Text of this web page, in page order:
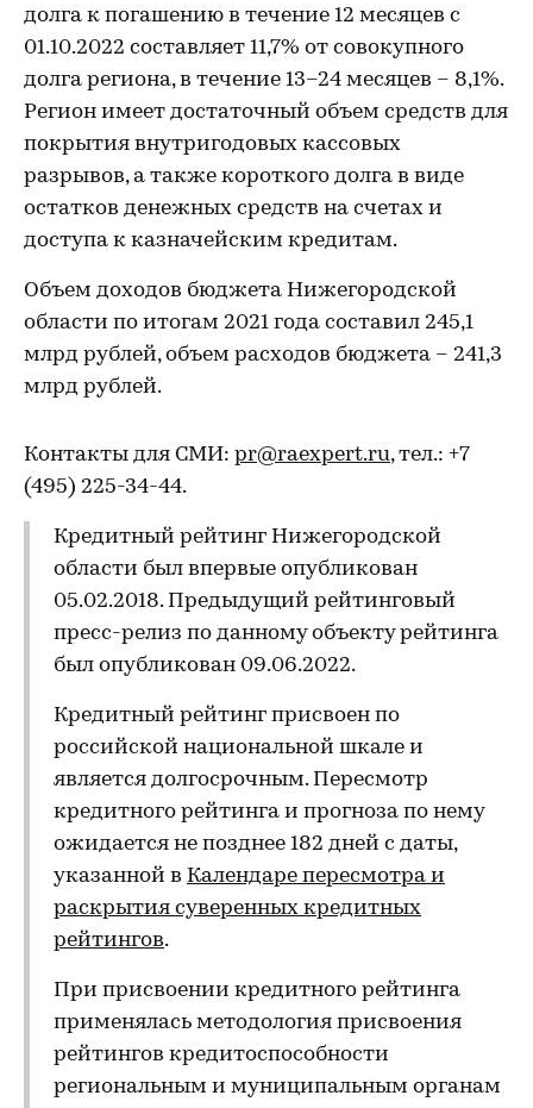
долга к погашению в течение 12 месяцев с
01.10.2022 составляет 11,7% от совокупного
долга региона, в течение 13–24 месяцев – 8,1%.
Регион имеет достаточный объем средств для
покрытия внутригодовых кассовых
разрывов, а также короткого долга в виде
остатков денежных средств на счетах и
доступа к казначейским кредитам.
Объем доходов бюджета Нижегородской
области по итогам 2021 года составил 245,1
млрд рублей, объем расходов бюджета – 241,3
млрд рублей.
Контакты для СМИ: pr@raexpert.ru, тел.: +7
(495) 225-34-44.
Кредитный рейтинг Нижегородской
области был впервые опубликован
05.02.2018. Предыдущий рейтинговый
пресс-релиз по данному объекту рейтинга
был опубликован 09.06.2022.
Кредитный рейтинг присвоен по
российской национальной шкале и
является долгосрочным. Пересмотр
кредитного рейтинга и прогноза по нему
ожидается не позднее 182 дней с даты,
указанной в Календаре пересмотра и
раскрытия суверенных кредитных
рейтингов.
При присвоении кредитного рейтинга
применялась методология присвоения
рейтингов кредитоспособности
региональным и муниципальным органам